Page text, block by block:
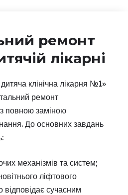
ремонт
лікарні
клінічна лікарня №1»
ремонт
повною заміною
До основних завдань
механізмів та систем;
ліфтового
сучасним